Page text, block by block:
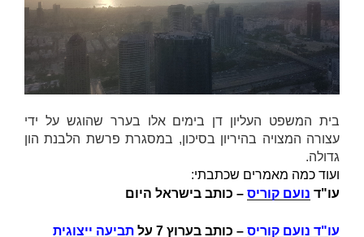
בית המשפט העליון דן בימים אלו בערר שהוגש על ידי
עצורה המצויה בהיריון בסיכון, במסגרת פרשת הלבנת הון
גדולה.
ועוד כמה מאמרים שכתבתי:
עו"ד נועם קוריס – כותב בישראל היום
עו"ד נועם קוריס – כותב בערוץ 7 על תביעה ייצוגית